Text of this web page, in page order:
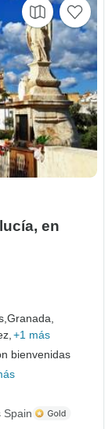
en
Granada,
+1 más
bienvenidas
Spain